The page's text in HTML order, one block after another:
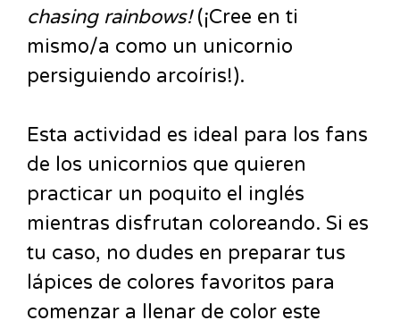
chasing rainbows!(¡Cree en ti
mismo/a como un unicornio
persiguiendo arcoíris!).
Esta actividad es ideal para los fans
de los unicornios que quieren
practicar un poquito el inglés
mientras disfrutan coloreando. Si es
tu caso, no dudes en preparar tus
lápices de colores favoritos para
comenzar a llenar de color este